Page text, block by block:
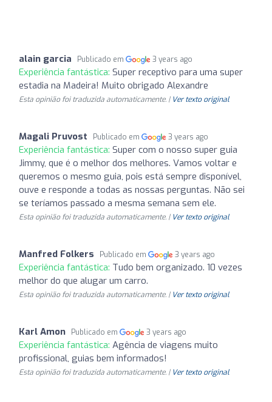
alain garcia Publicado em 3 years ago
Experiência fantástica: Super receptivo para uma super
estadia na Madeira! Muito obrigado Alexandre
Esta opinião foi traduzida automaticamente. | Ver texto original
Magali Pruvost Publicado em 3 years ago
Experiência fantástica: Super com o nosso super guia
Jimmy, que é o melhor dos melhores. Vamos voltar e
queremos o mesmo guia, pois está sempre disponível,
ouve e responde a todas as nossas perguntas. Não sei
se teríamos passado a mesma semana sem ele.
Esta opinião foi traduzida automaticamente. | Ver texto original
Manfred Folkers Publicado em 3 years ago
Experiência fantástica: Tudo bem organizado. 10 vezes
melhor do que alugar um carro.
Esta opinião foi traduzida automaticamente. | Ver texto original
Karl Amon Publicado em 3 years ago
Experiência fantástica: Agência de viagens muito
profissional, guias bem informados!
Esta opinião foi traduzida automaticamente. | Ver texto original